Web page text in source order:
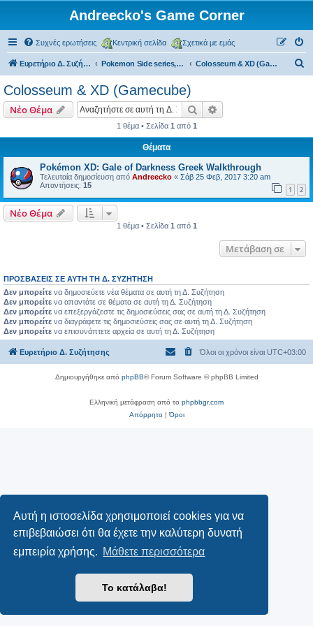
Αυτή η ιστοσελίδα χρησιμοποιεί cookies για να
επιβεβαιώσει ότι θα έχετε την καλύτερη δυνατή
εμπειρία χρήσης. Μάθετε περισσότερα
Το κατάλαβα!
Andreecko's Game Corner
Συχνές ερωτήσεις Κεντρική σελίδα Σχετικά με εμάς
Ευρετήριο Δ. Συζήτησης Pokemon Side series, Spin-offs Colosseum & XD (Gamecube)
η
Colosseum & XD (Gamecube)
Νέο Θέμα Αναζήτηση
1 θέμα • Σελίδα 1 από 1
Θέματα
Pokémon XD: Gale of Darkness Greek Walkthrough
Τελευταία δημοσίευση από Andreecko « Σάβ 25 Φεβ, 2017 3:20 am
Απαντήσεις: 15 1 2
Νέο Θέμα
1 θέμα • Σελίδα 1 από 1
Μετάβαση σε
ΠΡΟΣΒΆΣΕΙΣ ΣΕ ΑΥΤΉ ΤΗ Δ. ΣΥΖΉΤΗΣΗ
Δεν μπορείτε να δημοσιεύετε νέα θέματα σε αυτή τη Δ. Συζήτηση
Δεν μπορείτε να απαντάτε σε θέματα σε αυτή τη Δ. Συζήτηση
Δεν μπορείτε να επεξεργάζεστε τις δημοσιεύσεις σας σε αυτή τη Δ. Συζήτηση
Δεν μπορείτε να διαγράφετε τις δημοσιεύσεις σας σε αυτή τη Δ. Συζήτηση
Δεν μπορείτε να επισυνάπτετε αρχεία σε αυτή τη Δ. Συζήτηση
Ευρετήριο Δ. Συζήτησης Όλοι οι χρόνοι είναι UTC+03:00
Δημιουργήθηκε από phpBB® Forum Software © phpBB Limited
Ελληνική μετάφραση από το phpbbgr.com
Απόρρητο|Όροι